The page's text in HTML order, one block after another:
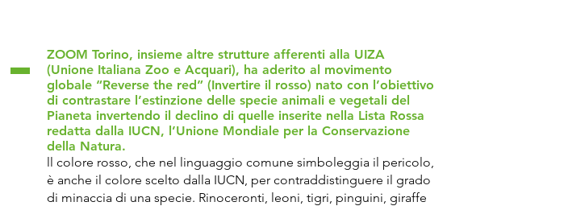
-
ZOOM Torino, insieme altre strutture afferenti alla UIZA
(Unione Italiana Zoo e Acquari), ha aderito al movimento
globale “Reverse the red” (Invertire il rosso) nato con l’obiettivo
di contrastare l’estinzione delle specie animali e vegetali del
Pianeta invertendo il declino di quelle inserite nella Lista Rossa
redatta dalla IUCN, l’Unione Mondiale per la Conservazione
della Natura.
ll colore rosso, che nel linguaggio comune simboleggia il pericolo,
è anche il colore scelto dalla IUCN, per contraddistinguere il grado
di minaccia di una specie. Rinoceronti, leoni, tigri, pinguini, giraffe